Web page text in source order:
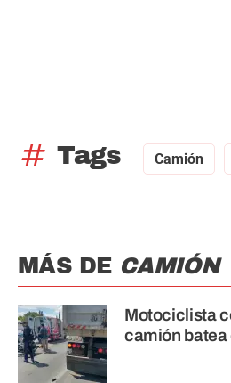
tag Tags Camión
MÁS DE CAMIÓN
Motociclista
camión batea